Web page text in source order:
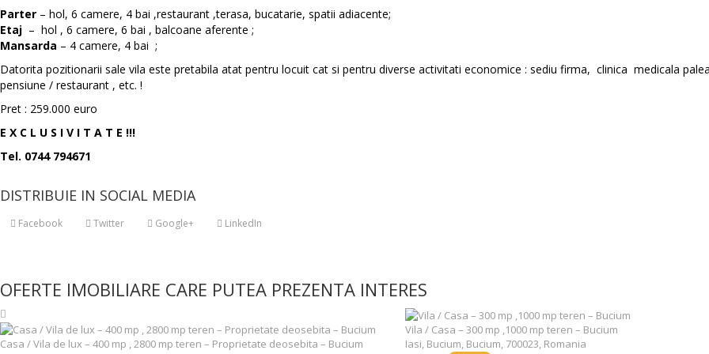
Parter – hol, 6 camere, 4 bai ,restaurant ,terasa, bucatarie, spatii adiacente;
Etaj – hol , 6 camere, 6 bai , balcoane aferente ;
Mansarda – 4 camere, 4 bai ;
Datorita pozitionarii sale vila este pretabila atat pentru locuit cat si pentru diverse activitati economice : sediu firma, clinica medicala
pensiune / restaurant , etc. !
Pret : 259.000 euro
E X C L U S I V I T A T E !!!
Tel. 0744 794671
DISTRIBUIE IN SOCIAL MEDIA
Facebook Twitter Google+ LinkedIn
OFERTE IMOBILIARE CARE PUTEA PREZENTA INTERES
Casa / Vila de lux – 400 mp , 2800 mp teren – Proprietate deosebita – Bucium
Vila / Casa – 300 mp ,1000 mp teren – Bucium
Iasi, Bucium, Bucium, 700023, Romania